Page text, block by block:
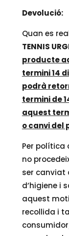
Devolució:
Quan es
TENNIS
producte
termini 14
podrà
termini de
aquest
o canvi del
Per política
no
ser canviat
d’higiene i
aquest
recollida i